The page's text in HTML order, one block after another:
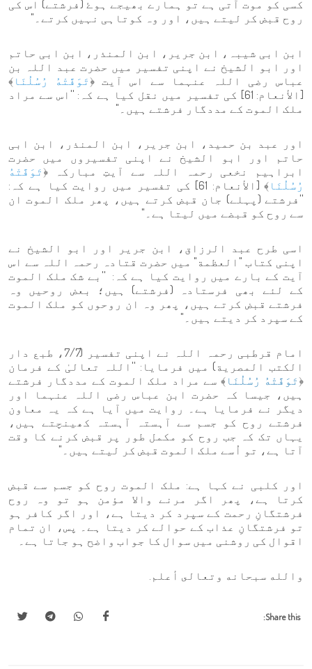
کسی کو موت آتی ہے تو ہمارے بھیجے ہوۓ (فرشتے) اس کی
روح قبض کر لیتے ہیں، اور وہ کوتاہی نہیں کرتے۔"
ابن ابی شیبہ، ابن جریر، ابن المنذر، ابن ابی حاتم
اور ابو الشیخ نے اپنی تفسیر میں حضرت عبد اللہ بن
عباس رضی اللہ عنہما سے اس آیت ﴿تَوَفَّتْهُ رُسُلُنَا ﴾
[الأنعام: 61] کی تفسیر میں نقل کیا ہے کہ: ''اس سے مراد
ملک الموت کے مددگار فرشتے ہیں۔"
اور عبد بن حمید، ابن جریر، ابن المنذر، ابن ابی
حاتم اور ابو الشیخ نے اپنی تفسیروں میں حضرت
ابراہیم نخعی رحمہ اللہ سے آیتِ مبارکہ ﴿تَوَفَّتْهُ
رُسُلُنَا
﴾ [الأنعام: 61] کی تفسیر میں روایت کیا ہے کہ:
''فرشتے (پہلے) جان قبض کرتے ہیں، پھر ملک الموت ان
سے روح کو قبضے میں لیتا ہے۔"
اسی طرح عبد الرزاق، ابن جریر اور ابو الشیخ نے
اپنی کتاب "العظمة" میں حضرت قتادہ رحمہ اللہ سے اس
آیت کے بارے میں روایت کیا ہے کہ: ''بے شک ملک الموت
کے لئے بھی فرستادہ (فرشتے) ہیں؛ بعض روحیں وہ
فرشتے قبض کرتے ہیں، پھر وہ ان روحوں کو ملک الموت
کے سپرد کر دیتے ہیں۔"
امام قرطبی رحمہ اللہ نے اپنی تفسیر (7/7، طبع دار
الکتب المصریة) میں فرمایا: ''اللہ تعالیٰ کے فرمان
﴿تَوَفَّتْهُ رُسُلُنَا ﴾ سے مراد ملک الموت کے مددگار فرشتے
ہیں، جیسا کہ حضرت ابن عباس رضی اللہ عنہما اور
دیگر نے فرمایا ہے۔ روایت میں آیا ہے کہ یہ معاون
فرشتے روح کو جسم سے آہستہ آہستہ کھینچتے ہیں،
یہاں تک کہ جب روح کو مکمل طور پر قبض کرنے کا وقت
آتا ہے، تو اُسے ملک الموت قبض کر لیتے ہیں۔"
اور کلبی نے کہا ہے: ملک الموت روح کو جسم سے قبض
کرتا ہے، پھر اگر مرنے والا مؤمن ہو تو وہ روح
فرشتگانِ رحمت کے سپرد کر دیتا ہے، اور اگر کافر ہو
تو فرشتگانِ عذاب کے حوالے کر دیتا ہے۔ پس، ان تمام
اقوال کی روشنی میں سوال کا جواب واضح ہو جاتا ہے۔
والله سبحانه وتعالى أعلم.
Share this: